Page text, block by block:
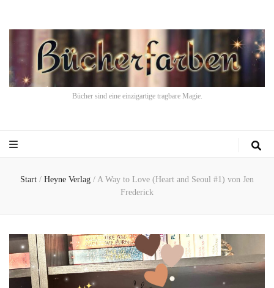
Bücher sind eine einzigartige tragbare Magie.
Start / Heyne Verlag / A Way to Love (Heart and Seoul #1) von Jen
Frederick